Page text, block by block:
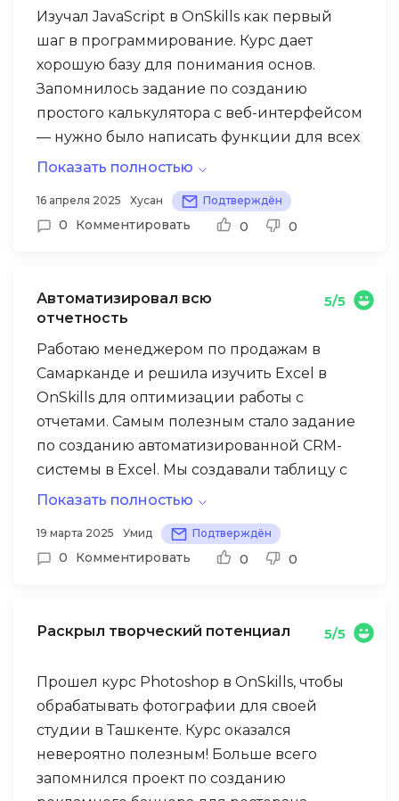
Изучал JavaScript в OnSkills как первый
шаг в программирование. Курс дает
хорошую базу для понимания основ.
Запомнилось задание по созданию
простого калькулятора с веб-интерфейсом
— нужно было написать функции для всех
математических операций, создать
ввода. Это помогло понять, как связаны
HTML, CSS и JavaScript в реальном проекте.
Однако для полного понимания
программирования курса оказалось
программирование, рассматривались
слишком поверхностно. Пришлось
дополнительно изучать материалы в
интернете. Тем не менее, курс дал мне
базу для дальнейшего изучения, и сейчас
я уже создаю простые веб-приложения
Показать полностью
16 апреля 2025 Хусан Подтверждён
0 Комментировать 0 0
Автоматизировал всю
отчетность
5/5
Работаю менеджером по продажам в
Самарканде и решила изучить Excel в
OnSkills для оптимизации работы с
отчетами. Самым полезным стало задание
по созданию автоматизированной CRM-
системы в Excel. Мы создавали таблицу с
базой клиентов, настраивали
продаж, строили динамические графики
и даже добавляли систему уведомлений
Этот проект полностью изменил мой
подход к работе. Теперь вся аналитика
Руководство оценило мою эффективность
зарплаты на 40%. Коллеги теперь
обращаются ко мне за помощью в
создании своих таблиц. Курс окупился за
первый же месяц работы!
Показать полностью
19 марта 2025 Умид Подтверждён
0 Комментировать 0 0
Раскрыл творческий потенциал 5/5
Прошел курс Photoshop в OnSkills, чтобы
обрабатывать фотографии для своей
студии в Ташкенте. Курс оказался
невероятно полезным! Больше всего
запомнился проект по созданию